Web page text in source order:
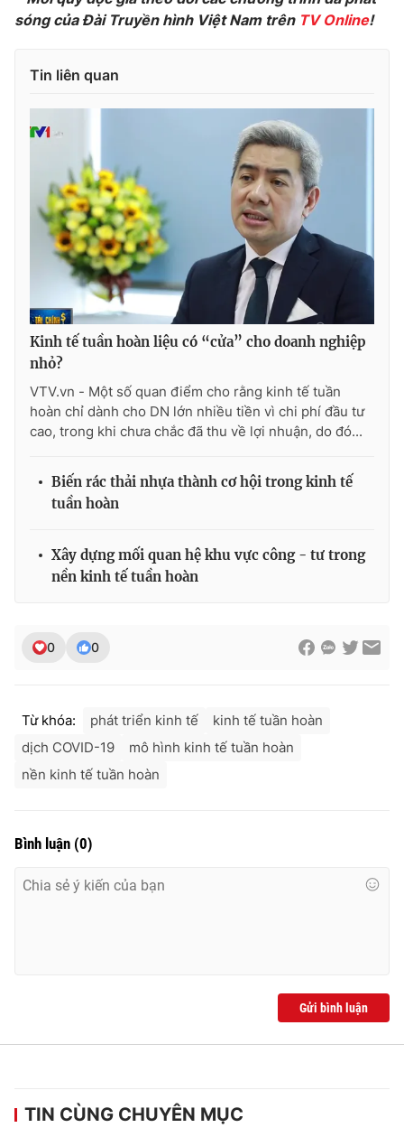
Ðiện thoại Thời báo VTV: 024.66 897 897
® Cấm sao chép dưới mọi hình thức nếu không có sự chấp
thuận bằng văn bản. Ghi rõ nguồn VTV.vn khi phát hành lại
thông tin từ website này.
sóng của Đài Truyền hình Việt Nam trên TV Online!
Tin liên quan
Kinh tế tuần hoàn liệu có “cửa” cho doanh nghiệp
nhỏ?
VTV.vn - Một số quan điểm cho rằng kinh tế tuần
hoàn chỉ dành cho DN lớn nhiều tiền vì chi phí đầu tư
cao, trong khi chưa chắc đã thu về lợi nhuận, do đó...
Biến rác thải nhựa thành cơ hội trong kinh tế
tuần hoàn
Xây dựng mối quan hệ khu vực công - tư trong
nền kinh tế tuần hoàn
0 0
Từ khóa: phát triển kinh tế
kinh tế tuần hoàn
dịch COVID-19
mô hình kinh tế tuần hoàn
nền kinh tế tuần hoàn
Bình luận (0)
Gửi bình luận
TIN CÙNG CHUYÊN MỤC